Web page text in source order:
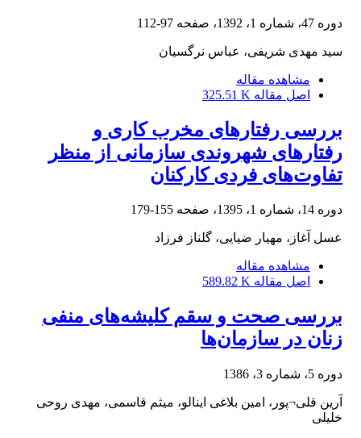
دوره 47، شماره 1، 1392، صفحه 97-112
سید مهدی شریفی، عباس نرگسیان
مشاهده مقاله
اصل مقاله 325.51 K
بررسی رفتارهای مخرب کاری و
رفتارهای شهروندی سازمانی از منظر
تفاوت‌های فردی کارکنان
دوره 14، شماره 1، 1395، صفحه 155-179
عسل آغاز، مهیار ضیایی، گلناز فرزاد
مشاهده مقاله
اصل مقاله 589.82 K
بررسی صحت و سقم کلیشه‌های منفی
زنان در سازمان‌ها
دوره 5، شماره 3، 1386
آرین قلی¬پور، امین بلاغی اینالو، میثم قاسمی، مهدی روحی
خلیلی